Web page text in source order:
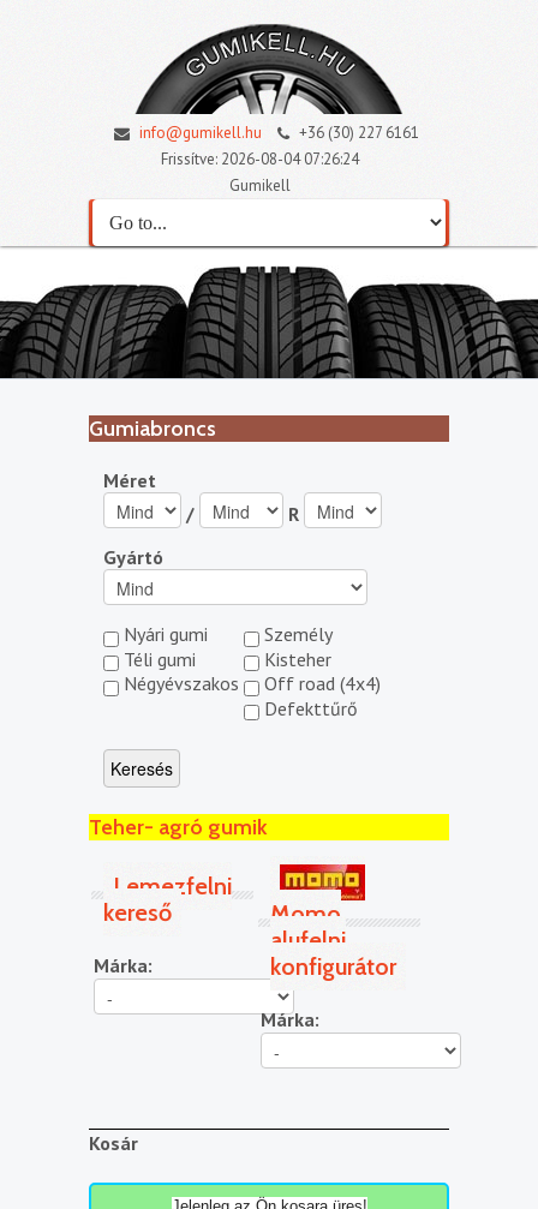
info@gumikell.hu
+36 (30) 227 6161
Frissítve: 2026-08-04 07:26:24
Gumikell
Gumiabroncs
Méret
/
R
Gyártó
Nyári gumi
Téli gumi
Négyévszakos
Személy
Kisteher
Off road (4x4)
Defekttűrő
Teher- agró gumik
Lemezfelni
kereső
Márka:
Momo
alufelni
konfigurátor
Márka:
Kosár